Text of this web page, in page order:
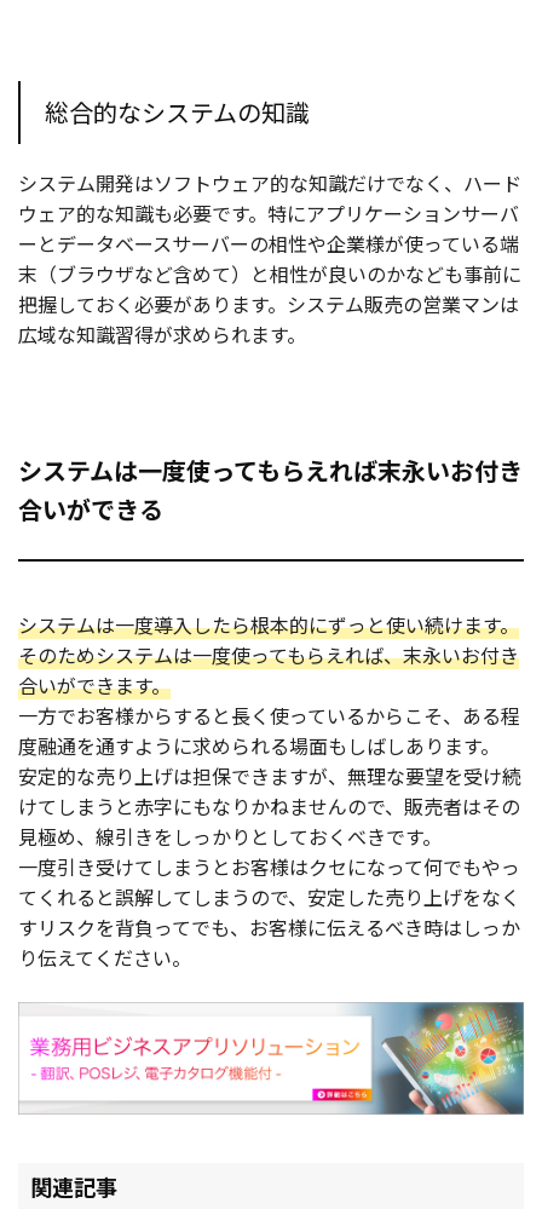
総合的なシステムの知識
システム開発はソフトウェア的な知識だけでなく、ハード
ウェア的な知識も必要です。特にアプリケーションサーバ
ーとデータベースサーバーの相性や企業様が使っている端
末（ブラウザなど含めて）と相性が良いのかなども事前に
把握しておく必要があります。システム販売の営業マンは
広域な知識習得が求められます。
システムは一度使ってもらえれば末永いお付き
合いができる
システムは一度導入したら根本的にずっと使い続けます。
そのためシステムは一度使ってもらえれば、末永いお付き
合いができます。
一方でお客様からすると長く使っているからこそ、ある程
度融通を通すように求められる場面もしばしあります。
安定的な売り上げは担保できますが、無理な要望を受け続
けてしまうと赤字にもなりかねませんので、販売者はその
見極め、線引きをしっかりとしておくべきです。
一度引き受けてしまうとお客様はクセになって何でもやっ
てくれると誤解してしまうので、安定した売り上げをなく
すリスクを背負ってでも、お客様に伝えるべき時はしっか
り伝えてください。
関連記事